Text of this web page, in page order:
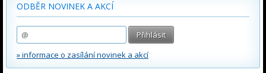
ODBĚR NOVINEK A AKCÍ
» informace o zasílání novinek a akcí